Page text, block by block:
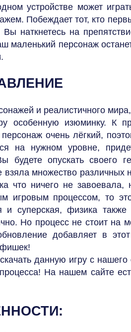
устройстве может
Побеждает тот, кто
наткнетесь на
маленький персонаж
и реалистичного
особенную изюминку. К
очень лёгкий,
на нужном уровне,
будете опускать своего
взяла множество различных
что ничего не завоевала,
игровым процессом, то
и суперская, физика
Но процесс не стоит на
добавляет в
фишек!
данную игру с
На нашем сайте